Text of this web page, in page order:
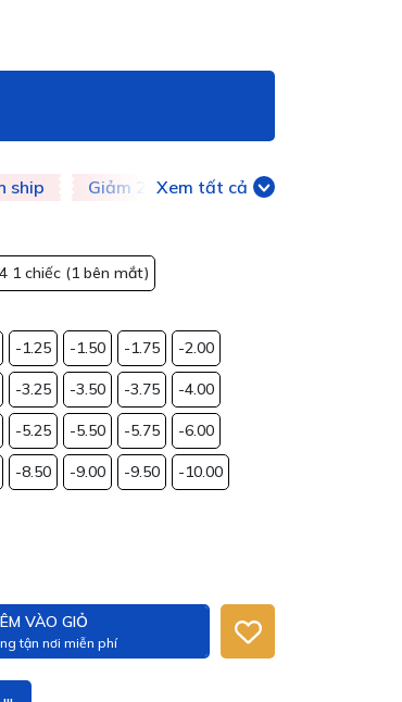
ship Giảm 20k Giảm 50k
Xem tất cả
1 chiếc (1 bên mắt)
-1.25 -1.50 -1.75 -2.00
-3.25 -3.50 -3.75 -4.00
-5.25 -5.50 -5.75 -6.00
-8.50 -9.00 -9.50 -10.00
VÀO GIỎ
tận nơi miễn phí